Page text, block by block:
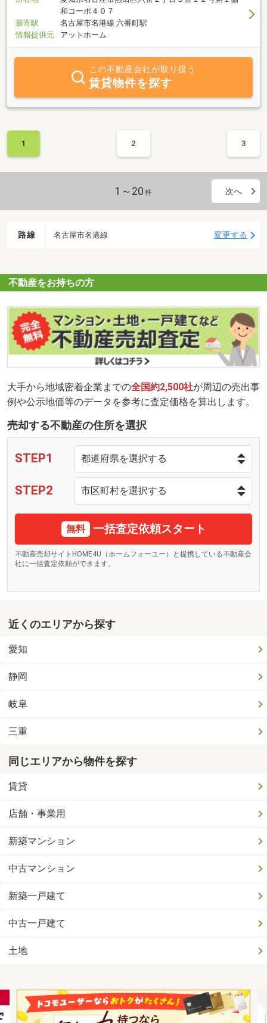
和コーポ４０７
最寄駅
名古屋市名港線 六番町駅
情報提供元
アットホーム
この不動産会社が取り扱う
賃貸物件を探す
1 2 3
1～20 件 次へ
路線 名古屋市名港線 変更する
不動産をお持ちの方
大手から地域密着企業までの全国約2,500社が周辺の売出事
例や公示地価等のデータを参考に査定価格を算出します。
売却する不動産の住所を選択
STEP1
STEP2
無料 一括査定依頼スタート
不動産売却サイトHOME4U（ホームフォーユー）と提携している不動産会
社に一括査定依頼ができます。
近くのエリアから探す
愛知
静岡
岐阜
三重
同じエリアから物件を探す
賃貸
店舗・事業用
新築マンション
中古マンション
新築一戸建て
中古一戸建て
土地